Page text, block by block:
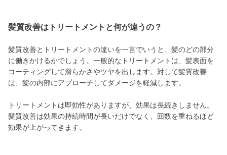
髪質改善はトリートメントと何が違うの？
髪質改善とトリートメントの違いを一言でいうと、髪のどの部分
に働きかけるかでしょう。一般的なトリートメントは、髪表面を
コーティングして滑らかさやツヤを出します。対して髪質改善
は、髪の内部にアプローチしてダメージを軽減します。
トリートメントは即効性がありますが、効果は長続きしません。
髪質改善は効果の持続時間が長いだけでなく、回数を重ねるほど
効果が上がってきます。